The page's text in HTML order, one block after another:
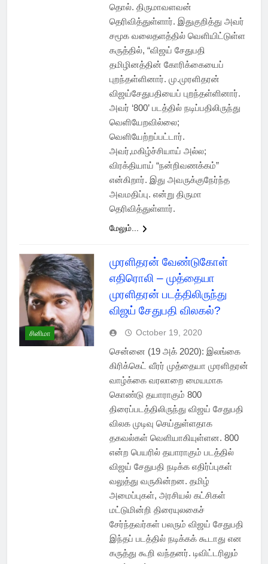
தொல். திருமாவளவன்
தெரிவித்துள்ளார். இதுகுறித்து அவர்
சமூக வலைதளத்தில் வெளியிட்டுள்ள
கருத்தில், “விஜய் சேதுபதி
தமிழினத்தின் கோரிக்கையைப்
புறந்தள்ளினார். மு.முரளிதரன்
விஜய்சேதுபதியைப் புறந்தள்ளினார்.
அவர் ‘800’ படத்தில் நடிப்பதிலிருந்து
வெளியேறவில்லை;
வெளியேற்றப்பட்டார்.
அவர்,மகிழ்ச்சியாய் அல்ல;
விரக்தியாய் “நன்றிவணக்கம்”
என்கிறார். இது அவருக்குநேர்ந்த
அவமதிப்பு. என்று திருமா
தெரிவித்துள்ளார்.
மேலும்...
சினிமா
முரளிதரன் வேண்டுகோள்
எதிரொலி – முத்தையா
முரளிதரன் படத்திலிருந்து
விஜய் சேதுபதி விலகல்?
October 19, 2020
சென்னை (19 அக் 2020): இலங்கை
கிரிக்கெட் வீரர் முத்தையா முரளிதரன்
வாழ்க்கை வரலாறை மையமாக
கொண்டு தயாராகும் 800
திரைப்படத்திலிருந்து விஜய் சேதுபதி
விலக முடிவு செய்துள்ளதாக
தகவல்கள் வெளியாகியுள்ளன. 800
என்ற பெயரில் தயாராகும் படத்தில்
விஜய் சேதுபதி நடிக்க எதிர்ப்புகள்
வலுத்து வருகின்றன. தமிழ்
அமைப்புகள், அரசியல் கட்சிகள்
மட்டுமின்றி திரையுலகைச்
சேர்ந்தவர்கள் பலரும் விஜய் சேதுபதி
இந்தப் படத்தில் நடிக்கக் கூடாது என
கருத்து கூறி வந்தனர். டிவிட்டரிலும்